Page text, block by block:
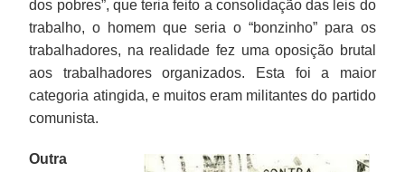
dos pobres”, que teria feito a consolidação das leis do
trabalho, o homem que seria o “bonzinho” para os
trabalhadores, na realidade fez uma oposição brutal
aos trabalhadores organizados. Esta foi a maior
categoria atingida, e muitos eram militantes do partido
comunista.
Outra